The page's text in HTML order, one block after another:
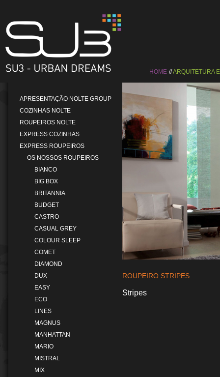
HOME ARQUITETURA
APRESENTAÇÃO NOLTE GROUP
COZINHAS NOLTE
ROUPEIROS NOLTE
EXPRESS COZINHAS
EXPRESS ROUPEIROS
OS NOSSOS ROUPEIROS
BIANCO
BIG BOX
BRITANNIA
BUDGET
CASTRO
CASUAL GREY
COLOUR SLEEP
COMET
DIAMOND
DUX
EASY
ECO
LINES
MAGNUS
MANHATTAN
MARIO
MISTRAL
MIX
ROUPEIRO STRIPES
Stripes